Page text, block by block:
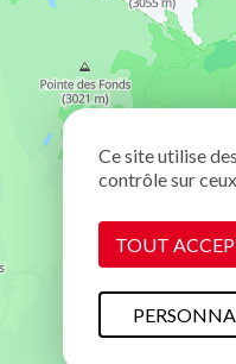
Ce site utilise
contrôle sur
TOUT